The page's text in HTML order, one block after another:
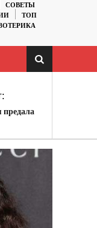
СОВЕТЫ
ТОП
предала